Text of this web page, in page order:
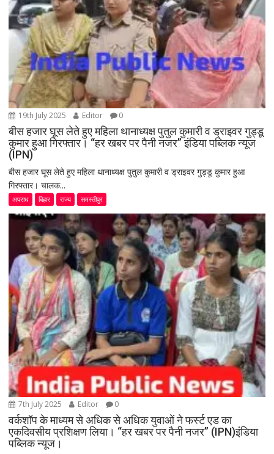
19th July 2025 Editor 0
बीस हजार घूस लेते हुए महिला थानाध्यक्ष पुतुल कुमारी व ड्राइवर गुड्डू
कुमार हुआ गिरफ्तार। “हर खबर पर पैनी नजर” इंडिया पब्लिक न्यूज
(IPN)
बीस हजार घूस लेते हुए महिला थानाध्यक्ष पुतुल कुमारी व ड्राइवर गुड्डू कुमार हुआ
गिरफ्तार। चालक...
अपराध बिहार राज्य समस्तीपुर
7th July 2025 Editor 0
वर्कशॉप के माध्यम से अधिक से अधिक युवाओं ने फर्स्ट एड का
एकदिवसीय प्रशिक्षण लिया। “हर खबर पर पैनी नजर” (IPN)इंडिया
पब्लिक न्यूज।